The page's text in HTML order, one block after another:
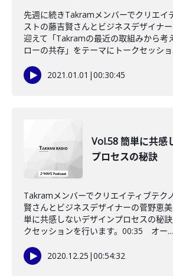
先週に続きTakramメンバーでクリエイ
ストの藤吉賢さんとビジネスデザイナ
迎えて「Takramの最近の取組みから考
ローの共存」をテーマにトークセッショ
2021.01.01 |00:30:45
Vol.58 簡単に共感
プロセスの秘訣
Takramメンバーでクリエイティブテク
賢さんとビジネスデザイナーの菅野恵
単に共感しないデザインプロセスの秘
クセッションを行います。00:35 オー...
2020.12.25 |00:54:32